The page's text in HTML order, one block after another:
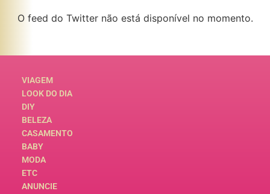
O feed do Twitter não está disponível no momento.
VIAGEM
LOOK DO DIA
DIY
BELEZA
CASAMENTO
BABY
MODA
ETC
ANUNCIE